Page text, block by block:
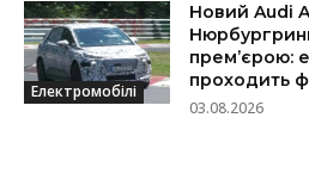
Електромобілі
Новий Audi
прем’єрою:
проходить
03.08.2026